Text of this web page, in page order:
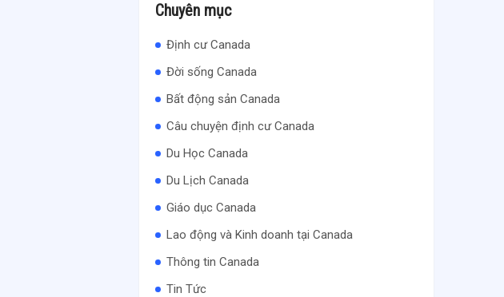
Chuyên mục
Định cư Canada
Đời sống Canada
Bất động sản Canada
Câu chuyện định cư Canada
Du Học Canada
Du Lịch Canada
Giáo dục Canada
Lao động và Kinh doanh tại Canada
Thông tin Canada
Tin Tức